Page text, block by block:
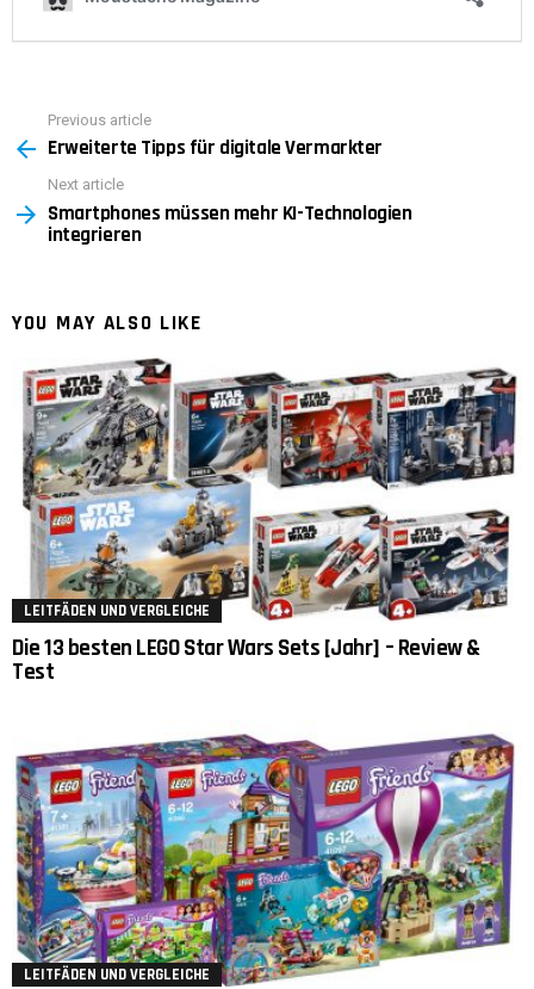
more
Previous article
Erweiterte Tipps für digitale Vermarkter
Next article
Smartphones müssen mehr KI-Technologien
integrieren
YOU MAY ALSO LIKE
LEITFÄDEN UND VERGLEICHE
Die 13 besten LEGO Star Wars Sets [Jahr] – Review &
Test
LEITFÄDEN UND VERGLEICHE